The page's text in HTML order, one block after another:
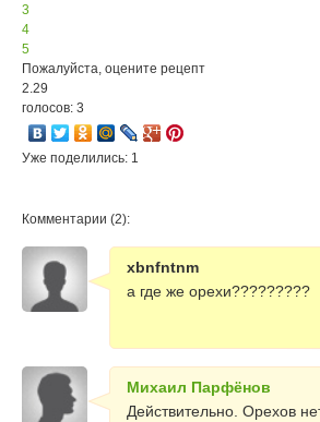
3
4
5
Пожалуйста, оцените рецепт
2.29
голосов: 3
Уже поделились: 1
Комментарии (2):
xbnfntnm
а где же орехи?????????
Михаил Парфёнов
Действительно. Орехов